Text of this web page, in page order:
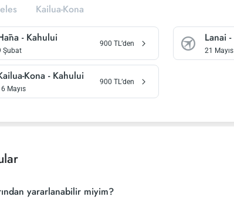
Kailua-Kona
- Kahului
Şubat
900 TL’den Lanai-
21 Mayıs
Kona - Kahului
Mayıs
900 TL’den
yararlanabilir miyim?